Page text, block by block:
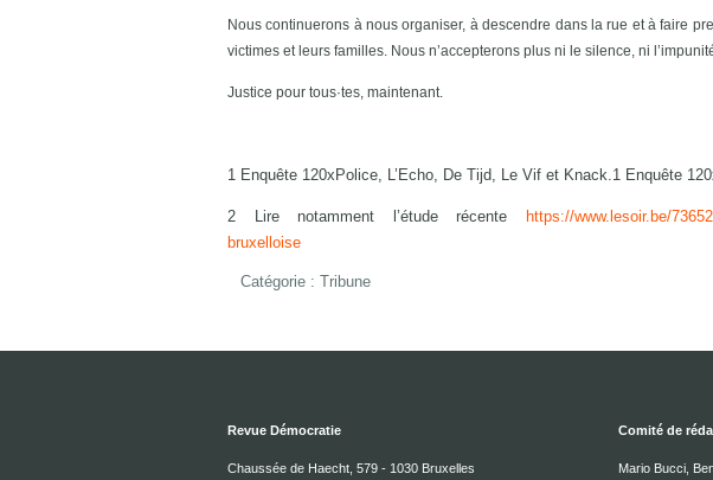
Nous continuerons à nous organiser, à descendre dans la rue et à faire
victimes et leurs familles. Nous n’accepterons plus ni le silence, ni
Justice pour tous·tes, maintenant.
1 Enquête 120xPolice, L’Echo, De Tijd, Le Vif et Knack.1 Enquête
2 Lire notamment l’étude récente
https://www.lesoir.be/
bruxelloise
Catégorie : Tribune
Revue Démocratie
Chaussée de Haecht, 579 - 1030 Bruxelles
Comité de
Mario Bucci,